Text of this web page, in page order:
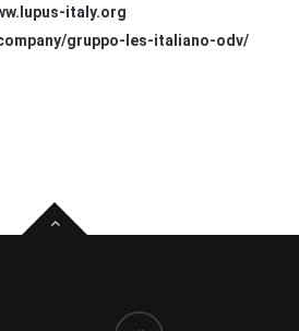
italy.org
gruppo-les-italiano-odv/